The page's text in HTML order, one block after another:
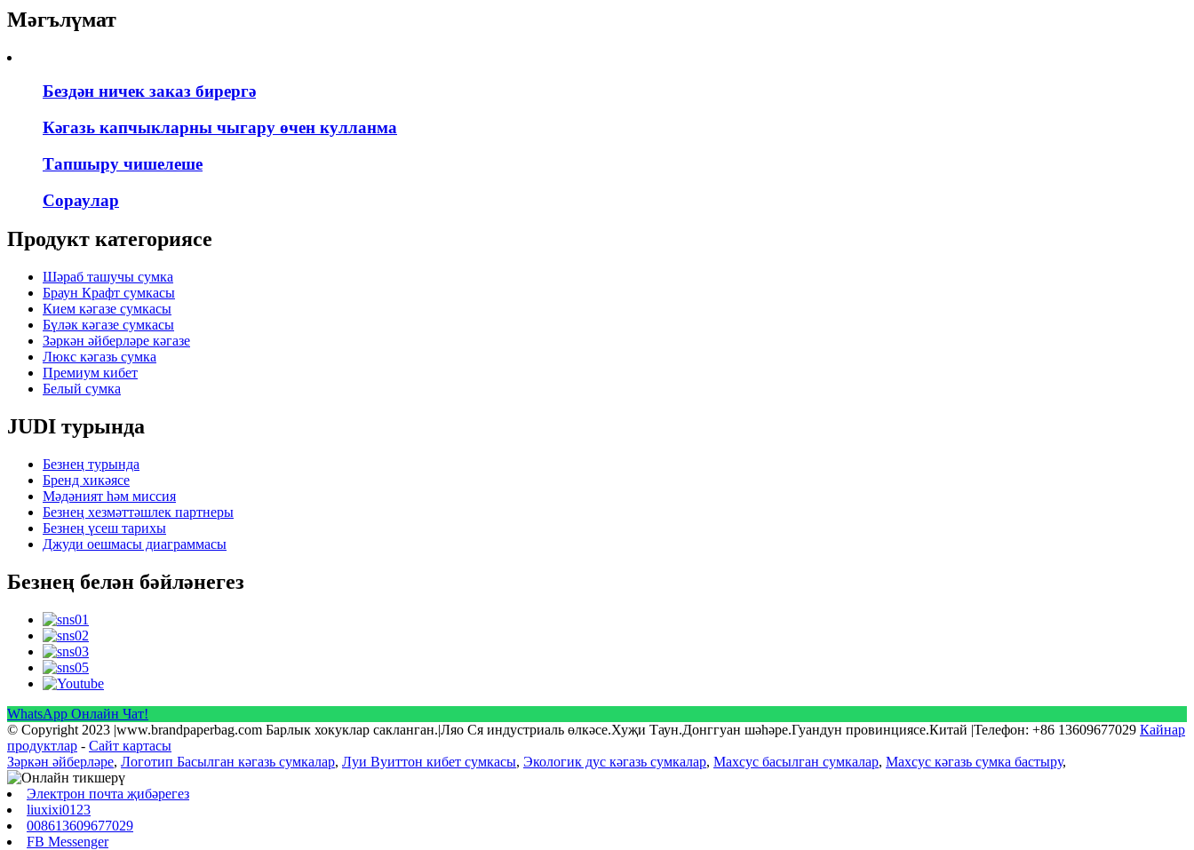
Мәгълүмат
Бездән ничек заказ бирергә
Кәгазь капчыкларны чыгару өчен кулланма
Тапшыру чишелеше
Сораулар
Продукт категориясе
Шәраб ташучы сумка
Браун Крафт сумкасы
Кием кәгазе сумкасы
Бүләк кәгазе сумкасы
Зәркән әйберләре кәгазе
Люкс кәгазь сумка
Премиум кибет
Белый сумка
JUDI турында
Безнең турында
Бренд хикәясе
Мәдәният һәм миссия
Безнең хезмәттәшлек партнеры
Безнең үсеш тарихы
Джуди оешмасы диаграммасы
Безнең белән бәйләнегез
WhatsApp Онлайн Чат!
© Copyright 2023 |www.brandpaperbag.com Барлык хокуклар сакланган.|Ляо Ся индустриаль өлкәсе.Хуҗи Таун.Донггуан шәһәре.Гуандун провинциясе.Китай |Телефон: +86 13609677029 Кайнар
продуктлар - Сайт картасы
Зәркән әйберләре, Логотип Басылган кәгазь сумкалар, Луи Вуиттон кибет сумкасы, Экологик дус кәгазь сумкалар, Махсус басылган сумкалар, Махсус кәгазь сумка бастыру,
Электрон почта җибәрегез
liuxixi0123
008613609677029
FB Messenger